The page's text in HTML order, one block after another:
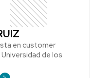
en customer
de los